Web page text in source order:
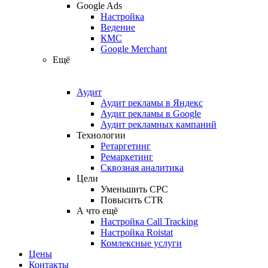
Google Ads
Настройка
Ведение
КМС
Google Merchant
Ещё
Аудит
Аудит рекламы в Яндекс
Аудит рекламы в Google
Аудит рекламных кампаний
Технологии
Ретаргетинг
Ремаркетинг
Сквозная аналитика
Цели
Уменьшить CPC
Повысить CTR
А что ещё
Настройка Call Tracking
Настройка Roistat
Комлексные услуги
Цены
Контакты